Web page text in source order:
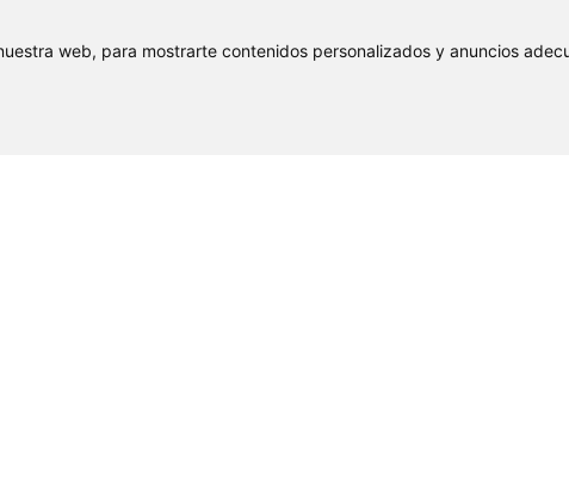
web, para mostrarte contenidos personalizados y anuncios